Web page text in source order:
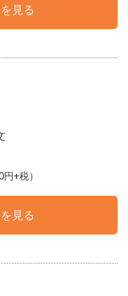
見る
+税）
見る